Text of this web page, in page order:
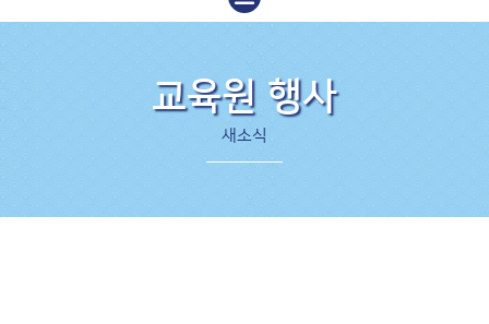
교육원 행사
새소식